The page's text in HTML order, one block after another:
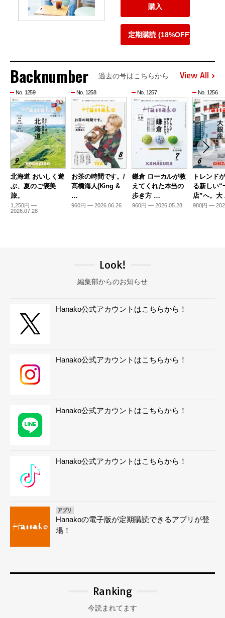
購入
定期購読 (18%OFF)
Backnumber 過去の号はこちらから View All
No. 1259
北海道 おいしく遊
ぶ、夏のご褒美
旅。
1,250円 —
2026.07.28
No. 1258
お茶の時間です。/
髙橋海人(King &
…
960円 — 2026.06.26
No. 1257
鎌倉 ローカルが教
えてくれた本当の
歩き方 …
960円 — 2026.05.28
No. 1256
トレンド
る新しい“
店”へ。
980円 —
Look!
編集部からのお知らせ
Hanako公式アカウントはこちらから！
Hanako公式アカウントはこちらから！
Hanako公式アカウントはこちらから！
Hanako公式アカウントはこちらから！
アプリ
Hanakoの電子版が定期購読できるアプリが登
場！
Ranking
今読まれてます